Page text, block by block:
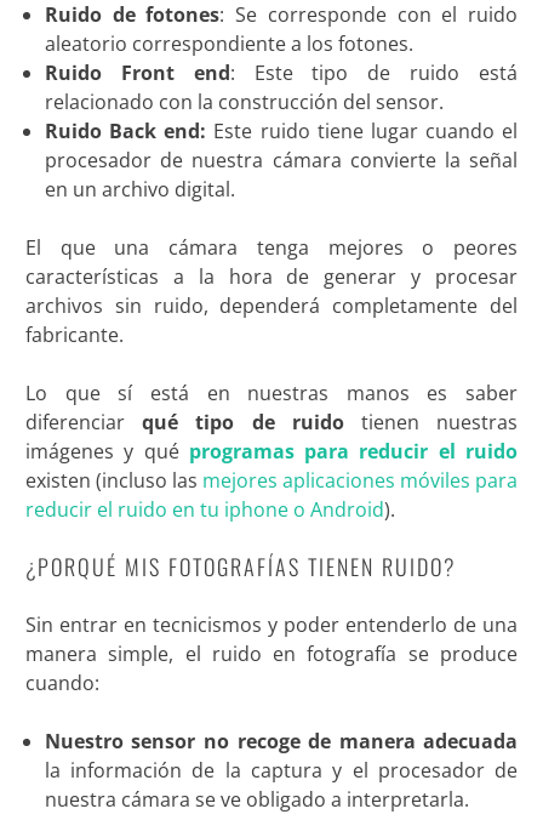
Ruido de fotones: Se corresponde con el ruido
aleatorio correspondiente a los fotones.
Ruido Front end: Este tipo de ruido está
relacionado con la construcción del sensor.
Ruido Back end: Este ruido tiene lugar cuando el
procesador de nuestra cámara convierte la señal
en un archivo digital.
El que una cámara tenga mejores o peores
características a la hora de generar y procesar
archivos sin ruido, dependerá completamente del
fabricante.
Lo que sí está en nuestras manos es saber
diferenciarqué tipo de ruidotienen nuestras
imágenes y qué programas para reducir el ruido
existen (incluso las mejores aplicaciones móviles para
reducir el ruido en tu iphone o Android).
¿PORQUÉ MIS FOTOGRAFÍAS TIENEN RUIDO?
Sin entrar en tecnicismos y poder entenderlo de una
manera simple, el ruido en fotografía se produce
cuando:
Nuestro sensor no recoge de manera adecuada
la información de la captura y el procesador de
nuestra cámara se ve obligado a interpretarla.